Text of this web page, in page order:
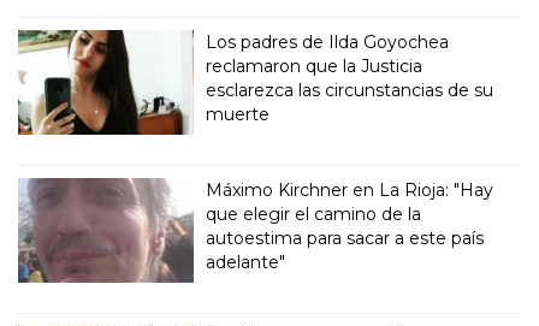
Los padres de Ilda Goyochea
reclamaron que la Justicia
esclarezca las circunstancias de su
muerte
Máximo Kirchner en La Rioja: "Hay
que elegir el camino de la
autoestima para sacar a este país
adelante"